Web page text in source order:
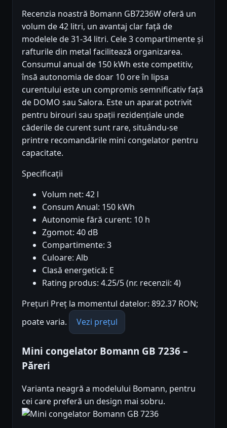
Recenzia noastră Bomann GB7236W oferă un
volum de 42 litri, un avantaj clar față de
modelele de 31-34 litri. Cele 3 compartimente și
rafturile din metal facilitează organizarea.
Consumul anual de 150 kWh este competitiv,
însă autonomia de doar 10 ore în lipsa
curentului este un compromis semnificativ față
de DOMO sau Salora. Este un aparat potrivit
pentru birouri sau spații rezidențiale unde
căderile de curent sunt rare, situându-se
printre recomandările mini congelator pentru
capacitate.
Specificații
Volum net: 42 l
Consum Anual: 150 kWh
Autonomie fără curent: 10 h
Zgomot: 40 dB
Compartimente: 3
Culoare: Alb
Clasă energetică: E
Rating produs: 4.25/5 (nr. recenzii: 4)
Prețuri Preț la momentul datelor: 892.37 RON;
poate varia.
Vezi prețul
Mini congelator Bomann GB 7236 –
Păreri
Varianta neagră a modelului Bomann, pentru
cei care preferă un design mai sobru.